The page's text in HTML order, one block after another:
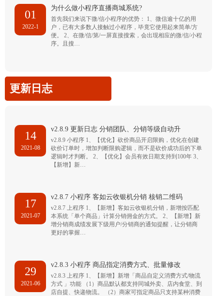
01
2022-1
为什么做小程序直播商城系统?
首先我们来说下微/信小程序的优势： 1、微信逾十亿的用
户，已有大多数人接触过小程序，毕竟它使用起来简单/方
便。 2、在微/信/第/一屏直接搜索，会出现相应的微/信/小程
序。且搜…
更新日志
14
2021-08
v2.8.9 更新日志 分销团队、分销等级自动升
v2.8.9 小程序 1、【优化】砍价商品开启限购，优化在创建
砍价订单时，增加判断限购逻辑，而不是砍价成功后的下单
逻辑时才判断。 2、【优化】会员有效日期支持到100年 3、
【新增】新…
17
2021-07
v2.8.7 小程序 客如云收银机分销 核销二维码
v2.8.7 上程序 1、【新增】客如云收银机分销，新增按匹配
本系统「单个商品」计算分销佣金的方式。 2、【新增】新
增分销商成绩发展下级用户/分销商的通知提醒，让分销商
更好的掌握…
29
2021-06
v2.8.3 小程序 商品指定消费方式、批量修改
v2.8.3 上程序 1、【新增】新增「商品自定义消费方式/物流
方式 」功能 （1）商品默认都支持同城外卖、店内食堂、到
店自提、快递物流。 （2）商家可指定商品只支持某种消费